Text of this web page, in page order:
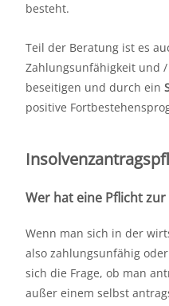
besteht.
Teil der Beratung ist es
Zahlungsunfähigkeit und
beseitigen und durch ein
positive
Wer hat eine Pflicht
Wenn man sich in der
also zahlungsunfähig
sich die Frage, ob man
außer einem selbst